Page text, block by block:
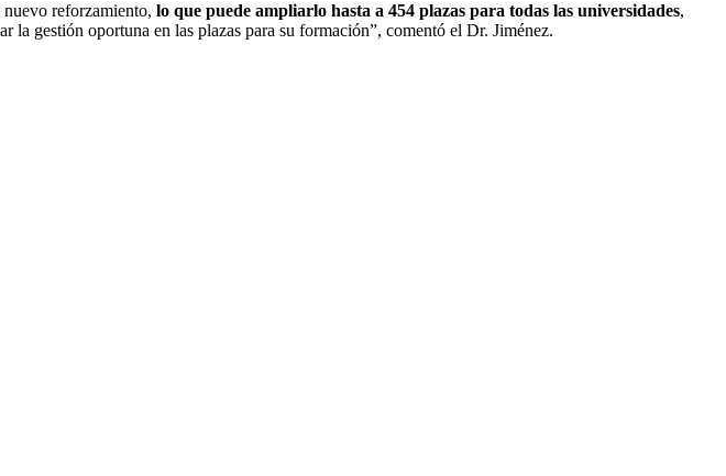
reforzamiento, lo que puede ampliarlo hasta a 454 plazas para todas las universidades,
la gestión oportuna en las plazas para su formación”, comentó el Dr. Jiménez.